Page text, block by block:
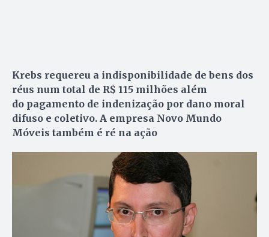
Krebs requereu a indisponibilidade de bens dos
réus num total de R$ 115 milhões além
do pagamento de indenização por dano moral
difuso e coletivo. A empresa Novo Mundo
Móveis também é ré na ação